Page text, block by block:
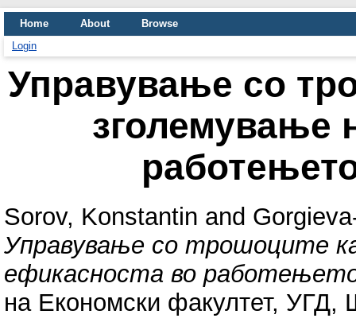
Home About
Browse
Login
Управување со
зголемување
Sorov, Konstantin and
Управување со трошоците
ефикасноста во
на Економски факултет, УГД,